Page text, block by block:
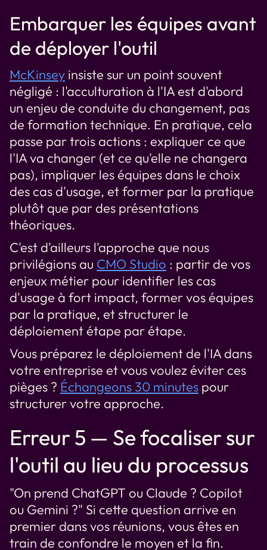
Embarquer les équipes avant
de déployer l'outil
McKinsey insiste sur un point souvent
négligé : l'acculturation à l'IA est d'abord
un enjeu de conduite du changement, pas
de formation technique. En pratique, cela
passe par trois actions : expliquer ce que
l'IA va changer (et ce qu'elle ne changera
pas), impliquer les équipes dans le choix
des cas d'usage, et former par la pratique
plutôt que par des présentations
théoriques.
C'est d'ailleurs l'approche que nous
privilégions au CMO Studio : partir de vos
enjeux métier pour identifier les cas
d'usage à fort impact, former vos équipes
par la pratique, et structurer le
déploiement étape par étape.
Vous préparez le déploiement de l'IA dans
votre entreprise et vous voulez éviter ces
pièges ? Échangeons 30 minutes pour
structurer votre approche.
Erreur 5 — Se focaliser sur
l'outil au lieu du processus
"On prend ChatGPT ou Claude ? Copilot
ou Gemini ?" Si cette question arrive en
premier dans vos réunions, vous êtes en
train de confondre le moyen et la fin.